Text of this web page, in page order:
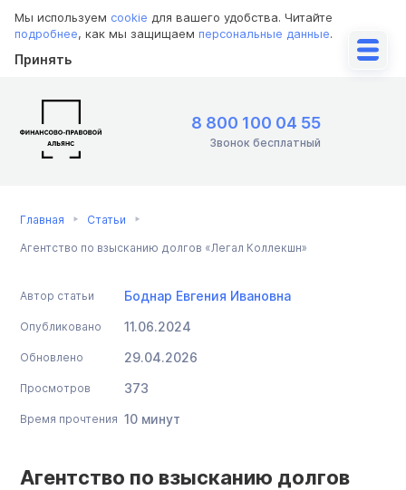
Мы используем cookie для вашего удобства. Читайте
подробнее, как мы защищаем персональные данные.
Принять
8 800 100 04 55
Звонок бесплатный
Главная Статьи
Агентство по взысканию долгов «Легал Коллекшн»
Автор статьи Боднар Евгения Ивановна
Опубликовано 11.06.2024
Обновлено 29.04.2026
Просмотров 373
Время прочтения 10 минут
Агентство по взысканию долгов